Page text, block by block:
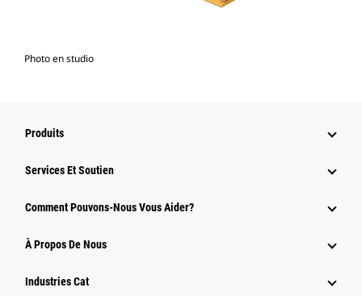
Photo en studio
Produits
Services Et Soutien
Comment Pouvons-Nous Vous Aider?
À Propos De Nous
Industries Cat